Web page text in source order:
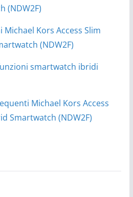
(NDW2F)
Kors Access Slim
(NDW2F)
smartwatch ibridi
Michael Kors Access
Smartwatch (NDW2F)